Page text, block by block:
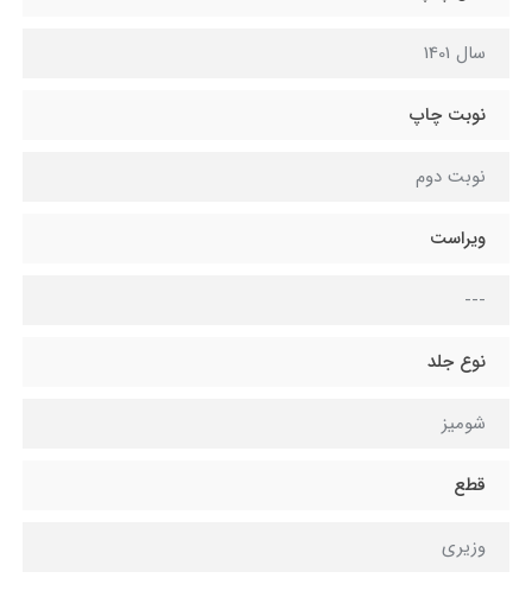
سال 1401
نوبت چاپ
نوبت دوم
ویراست
---
نوع جلد
شومیز
قطع
وزیری